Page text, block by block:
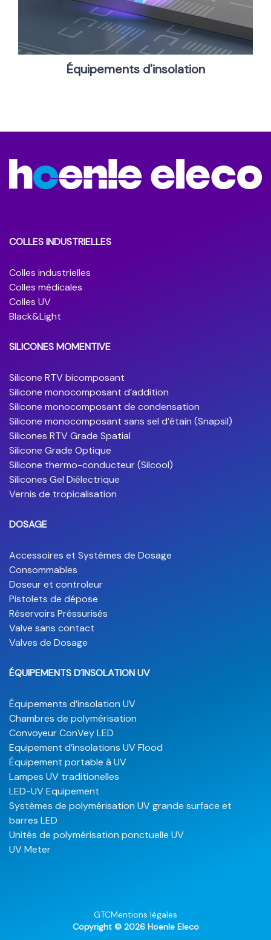
Équipements d'insolation
COLLES INDUSTRIELLES
Colles industrielles
Colles médicales
Colles UV
Black&Light
SILICONES MOMENTIVE
Silicone RTV bicomposant
Silicone monocomposant d’addition
Silicone monocomposant de condensation
Silicone monocomposant sans sel d’étain (Snapsil)
Silicones RTV Grade Spatial
Silicone Grade Optique
Silicone thermo-conducteur (Silcool)
Silicones Gel Diélectrique
Vernis de tropicalisation
DOSAGE
Accessoires et Systèmes de Dosage
Consommables
Doseur et controleur
Pistolets de dépose
Réservoirs Préssurisés
Valve sans contact
Valves de Dosage
ÉQUIPEMENTS D´INSOLATION UV
Équipements d’insolation UV
Chambres de polymérisation
Convoyeur ConVey LED
Equipement d’insolations UV Flood
Équipement portable à UV
Lampes UV traditionelles
LED-UV Equipement
Systèmes de polymérisation UV grande surface et
barres LED
Unités de polymérisation ponctuelle UV
UV Meter
Copyright © 2026 Hoenle Eleco
GTCMentions légales